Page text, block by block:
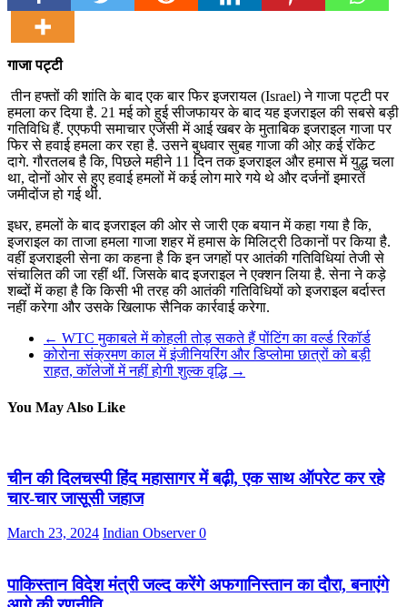
गाजा पट्टी
तीन हफ्तों की शांति के बाद एक बार फिर इजरायल (Israel) ने गाजा पट्टी पर
हमला कर दिया है. 21 मई को हुई सीजफायर के बाद यह इजराइल की सबसे बड़ी
गतिविधि हैं. एएफपी समाचार एजेंसी में आई खबर के मुताबिक इजराइल गाजा पर
फिर से हवाई हमला कर रहा है. उसने बुधवार सुबह गाजा की ओऱ कई रॉकेट
दागे. गौरतलब है कि, पिछले महीने 11 दिन तक इजराइल और हमास में युद्ध चला
था, दोनों ओर से हुए हवाई हमलों में कई लोग मारे गये थे और दर्जनों इमारतें
जमीदोंज हो गई थी.
इधर, हमलों के बाद इजराइल की ओर से जारी एक बयान में कहा गया है कि,
इजराइल का ताजा हमला गाजा शहर में हमास के मिलिट्री ठिकानों पर किया है.
वहीं इजराइली सेना का कहना है कि इन जगहों पर आतंकी गतिविधियां तेजी से
संचालित की जा रहीं थीं. जिसके बाद इजराइल ने एक्शन लिया है. सेना ने कड़े
शब्दों में कहा है कि किसी भी तरह की आतंकी गतिविधियों को इजराइल बर्दास्त
नहीं करेगा और उसके खिलाफ सैनिक कार्रवाई करेगा.
← WTC मुकाबले में कोहली तोड़ सकते हैं पोंटिंग का वर्ल्ड रिकॉर्ड
कोरोना संक्रमण काल में इंजीनियरिंग और डिप्लोमा छात्रों को बड़ी
राहत, कॉलेजों में नहीं होगी शुल्क वृद्धि →
You May Also Like
चीन की दिलचस्पी हिंद महासागर में बढ़ी, एक साथ ऑपरेट कर रहे
चार-चार जासूसी जहाज
March 23, 2024 Indian Observer0
पाकिस्तान विदेश मंत्री जल्द करेंगे अफगानिस्तान का दौरा, बनाएंगे